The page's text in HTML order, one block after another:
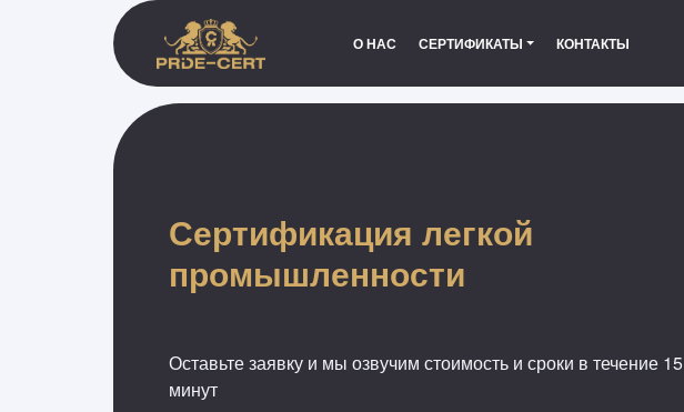
О НАС СЕРТИФИКАТЫ КОНТАКТЫ
Сертификация легкой
промышленности
Оставьте заявку и мы озвучим стоимость и сроки в течение 15
минут